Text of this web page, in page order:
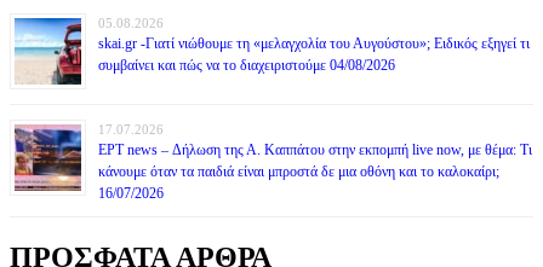
05.08.2026
skai.gr -Γιατί νιώθουμε τη «μελαγχολία του Αυγούστου»; Ειδικός εξηγεί τι
συμβαίνει και πώς να το διαχειριστούμε 04/08/2026
17.07.2026
ΕΡΤ news – Δήλωση της Α. Καππάτου στην εκπομπή live now, με θέμα: Τι
κάνουμε όταν τα παιδιά είναι μπροστά δε μια οθόνη και το καλοκαίρι;
16/07/2026
ΠΡΟΣΦΑΤΑ ΑΡΘΡΑ